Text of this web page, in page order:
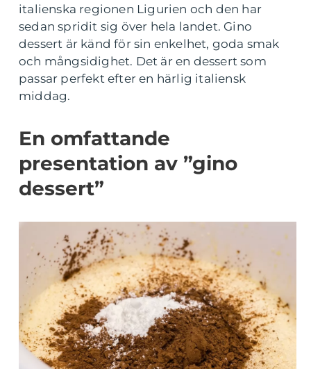
italienska regionen Ligurien och den har
sedan spridit sig över hela landet. Gino
dessert är känd för sin enkelhet, goda smak
och mångsidighet. Det är en dessert som
passar perfekt efter en härlig italiensk
middag.
En omfattande
presentation av ”gino
dessert”